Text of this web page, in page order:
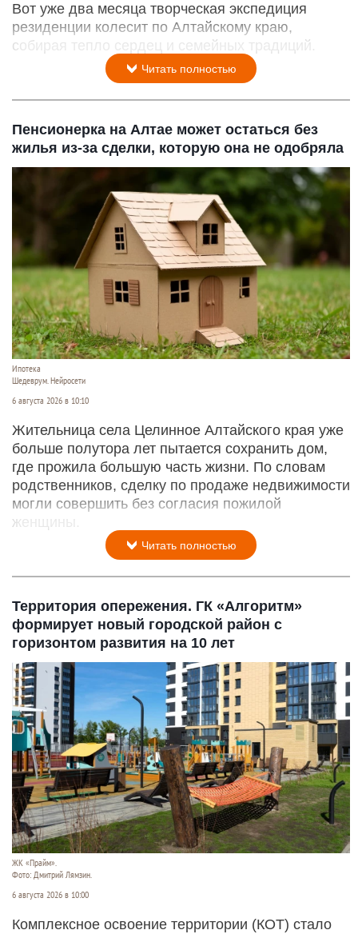
Вот уже два месяца творческая экспедиция
резиденции колесит по Алтайскому краю,
собирая тепло сердец и семейных традиций.
Читать полностью
Пенсионерка на Алтае может остаться без
жилья из-за сделки, которую она не одобряла
Ипотека
Шедеврум. Нейросети
6 августа 2026 в 10:10
Жительница села Целинное Алтайского края уже
больше полутора лет пытается сохранить дом,
где прожила большую часть жизни. По словам
родственников, сделку по продаже недвижимости
могли совершить без согласия пожилой
женщины.
Читать полностью
Территория опережения. ГК «Алгоритм»
формирует новый городской район с
горизонтом развития на 10 лет
ЖК «Прайм».
Фото: Дмитрий Лямзин.
6 августа 2026 в 10:00
Комплексное освоение территории (КОТ) стало